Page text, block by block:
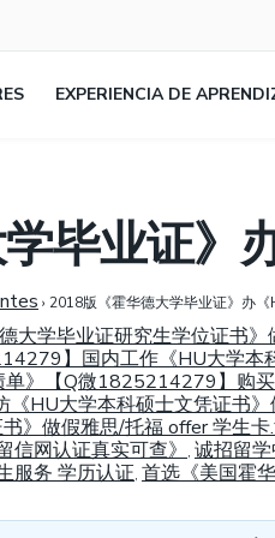
EXPERIENCIA DE
毕业证》
› 2018版《霍华德大学毕业证》办《
学毕业证研究生学位证书
】国内工作《HU大学
》【Q微1825214279】购
HU大学本科硕士文凭证书》
》做假雅思/托福 offer 学生卡
网认证真实可查》
, 诚招留
服务 学历认证, 首选《美国霍